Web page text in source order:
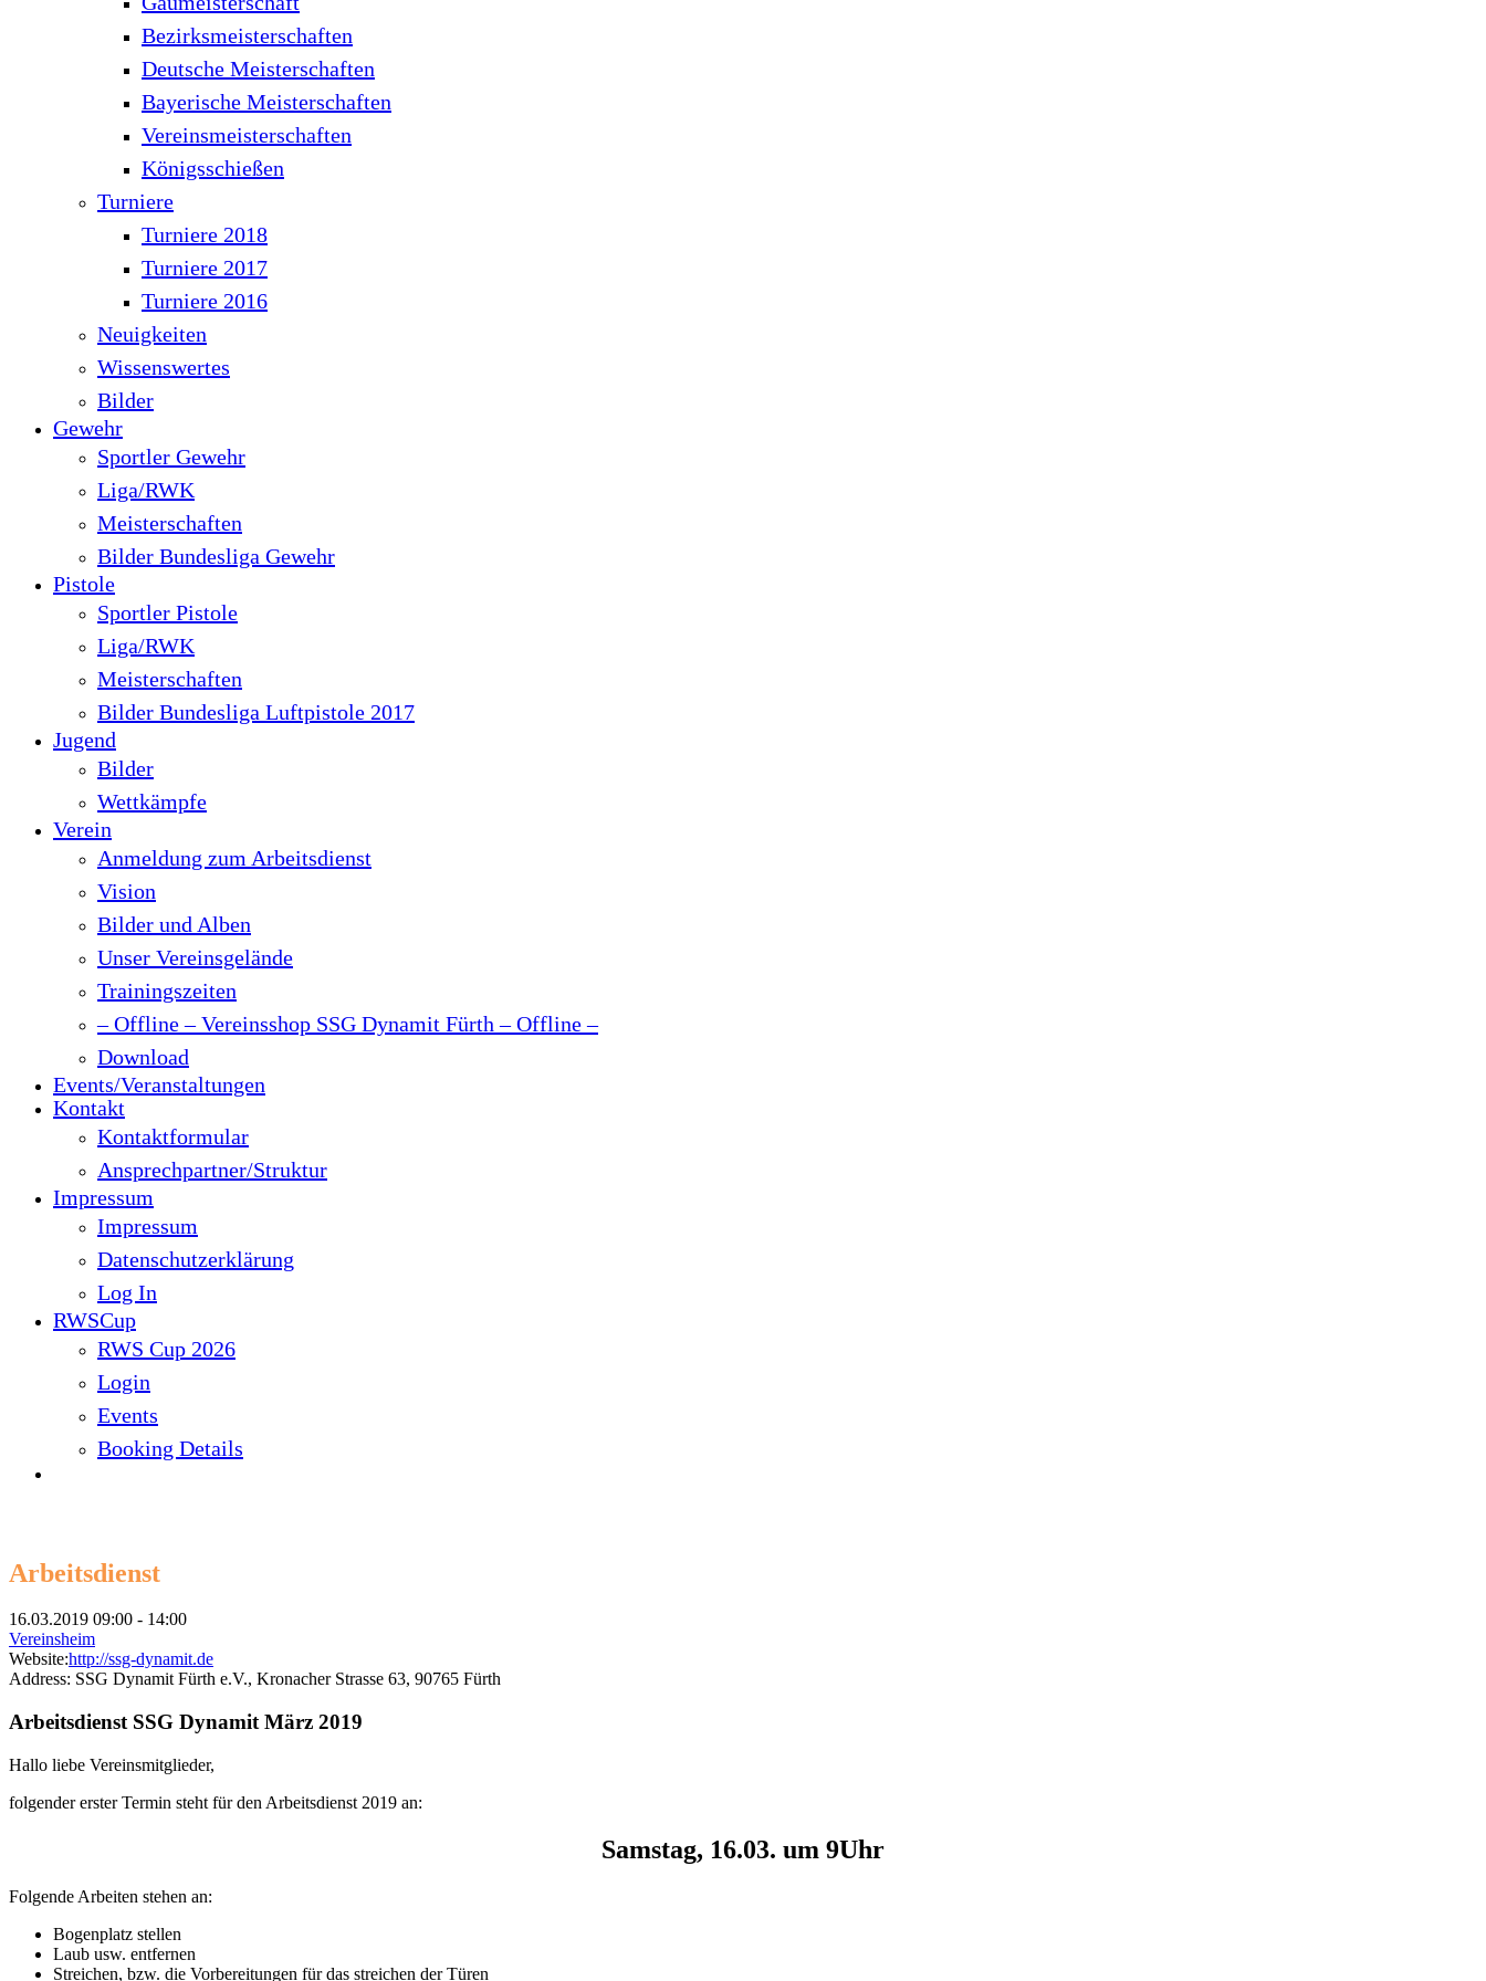
Bezirksmeisterschaften
Deutsche Meisterschaften
Bayerische Meisterschaften
Vereinsmeisterschaften
Königsschießen
Turniere
Turniere 2018
Turniere 2017
Turniere 2016
Neuigkeiten
Wissenswertes
Bilder
Gewehr
Sportler Gewehr
Liga/RWK
Meisterschaften
Bilder Bundesliga Gewehr
Pistole
Sportler Pistole
Liga/RWK
Meisterschaften
Bilder Bundesliga Luftpistole 2017
Jugend
Bilder
Wettkämpfe
Verein
Anmeldung zum Arbeitsdienst
Vision
Bilder und Alben
Unser Vereinsgelände
Trainingszeiten
– Offline – Vereinsshop SSG Dynamit Fürth – Offline –
Download
Events/Veranstaltungen
Kontakt
Kontaktformular
Ansprechpartner/Struktur
Impressum
Impressum
Datenschutzerklärung
Log In
RWSCup
RWS Cup 2026
Login
Events
Booking Details
Arbeitsdienst
16.03.2019 09:00 - 14:00
Vereinsheim
Website:http://ssg-dynamit.de
Address: SSG Dynamit Fürth e.V., Kronacher Strasse 63, 90765 Fürth
Arbeitsdienst SSG Dynamit März 2019
Hallo liebe Vereinsmitglieder,
folgender erster Termin steht für den Arbeitsdienst 2019 an:
Samstag, 16.03. um 9Uhr
Folgende Arbeiten stehen an:
Bogenplatz stellen
Laub usw. entfernen
Streichen, bzw. die Vorbereitungen für das streichen der Türen